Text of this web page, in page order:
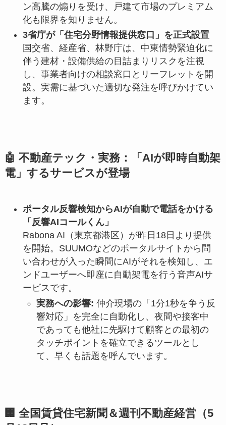
ン高騰の煽りを受け、戸建て市場のプレミアム
化も限界を知りません。
3省庁が「住宅分野情報提供窓口」を正式設置
国交省、経産省、林野庁は、中東情勢緊迫化に
伴う建材・設備供給の目詰まりリスクを注視
し、事業者向けの相談窓口とリーフレットを開
設。実需に基づいた適切な発注を呼びかけてい
ます。
🤖 不動産テック・実務：「AIが即時自動架
電」するサービスが登場
ポータル反響検知からAIが自動で電話をかける
「反響AIコールくん」
Rabona AI（東京都港区）が昨日18日より提供
を開始。SUUMOなどのポータルサイトから問
い合わせが入った瞬間にAIがそれを検知し、エ
ンドユーザーへ即座に自動架電を行う音声AIサ
ービスです。
実務への影響: 仲介現場の「1分1秒を争う反
響対応」を完全に自動化し、夜間や接客中
であっても他社に先駆けて顧客との最初の
タッチポイントを確立できるツールとし
て、早くも話題を呼んでいます。
🏢 全国賃貸住宅新聞＆週刊不動産経営（5